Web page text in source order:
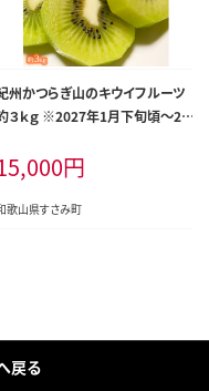
州かつらぎ山のキウイフルーツ
３ｋｇ ※2027年1月下旬頃〜2月
定不可) / キウイ キウイフルーツ
フルーツ 果物 くだもの 【uot792】
円
歌山県すさみ町
戻る